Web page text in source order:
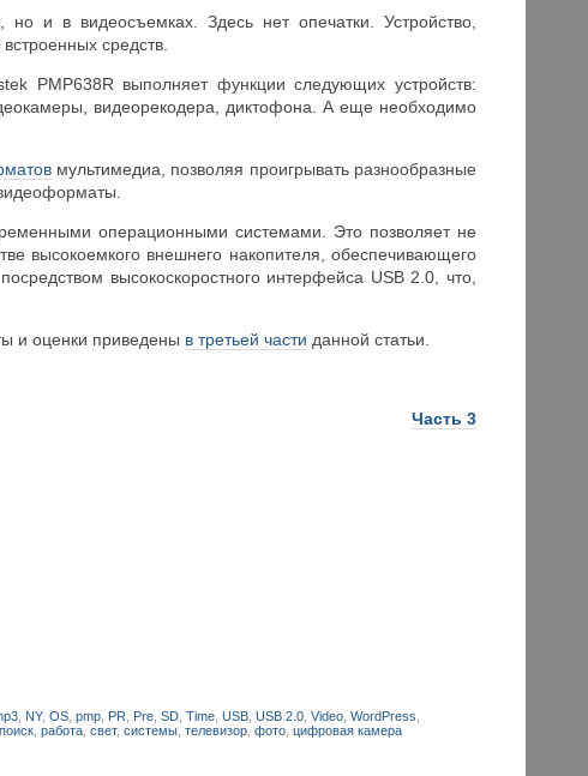
и в видеосъемках. Здесь нет опечатки. Устройство,
средств.
PMP638R выполняет функции следующих устройств:
видеорекодера, диктофона. А еще необходимо
мультимедиа, позволяя проигрывать разнообразные
операционными системами. Это позволяет не
высокоемкого внешнего накопителя, обеспечивающего
высокоскоростного интерфейса USB 2.0, что,
и оценки приведены в третьей части данной статьи.
Часть 3
NY,OS ,pmp PR Pre ,SD ,Time ,USB ,USB 2.0 ,Video ,WordPress
поиск ,работа ,свет,системы ,телевизор ,фото ,цифровая камера